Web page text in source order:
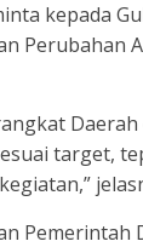
kepada
Perubahan
target,
Pemerintah